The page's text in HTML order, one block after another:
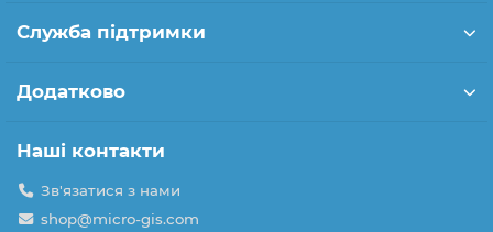
Служба підтримки
Додатково
Наші контакти
Зв'язатися з нами
shop@micro-gis.com